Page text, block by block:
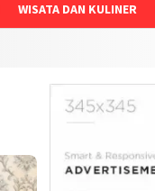
WISATA DAN KULINER